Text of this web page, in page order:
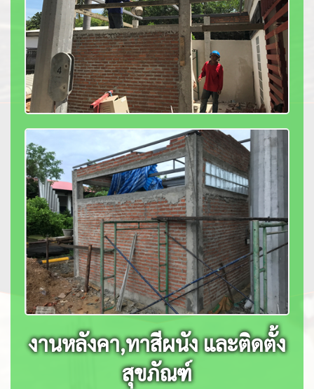
งานหลังคา,ทาสีผนัง และติดตั้ง
สุขภัณฑ์